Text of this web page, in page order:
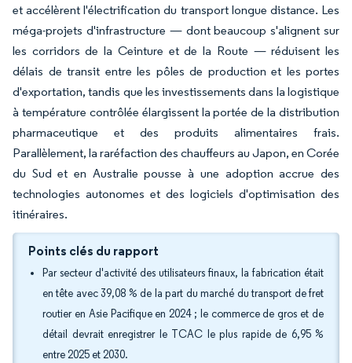
et accélèrent l'électrification du transport longue distance. Les
méga-projets d'infrastructure — dont beaucoup s'alignent sur
les corridors de la Ceinture et de la Route — réduisent les
délais de transit entre les pôles de production et les portes
d'exportation, tandis que les investissements dans la logistique
à température contrôlée élargissent la portée de la distribution
pharmaceutique et des produits alimentaires frais.
Parallèlement, la raréfaction des chauffeurs au Japon, en Corée
du Sud et en Australie pousse à une adoption accrue des
technologies autonomes et des logiciels d'optimisation des
itinéraires.
Points clés du rapport
Par secteur d'activité des utilisateurs finaux, la fabrication était
en tête avec 39,08 % de la part du marché du transport de fret
routier en Asie Pacifique en 2024 ; le commerce de gros et de
détail devrait enregistrer le TCAC le plus rapide de 6,95 %
entre 2025 et 2030.